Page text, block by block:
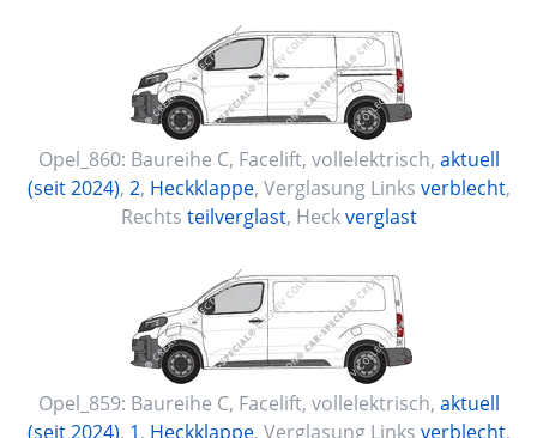
Opel_860: Baureihe C, Facelift, vollelektrisch, aktuell
(seit 2024), 2, Heckklappe, Verglasung Links verblecht,
Rechts teilverglast, Heckverglast
Opel_859: Baureihe C, Facelift, vollelektrisch, aktuell
(seit 2024), 1, Heckklappe, Verglasung Links verblecht,